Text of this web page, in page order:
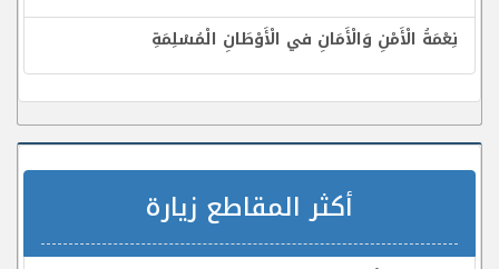
نِعْمَةُ الْأَمْنِ وَالْأَمَانِ في الْأَوْطَانِ الْمُسْلِمَةِ
أكثر المقاطع زيارة